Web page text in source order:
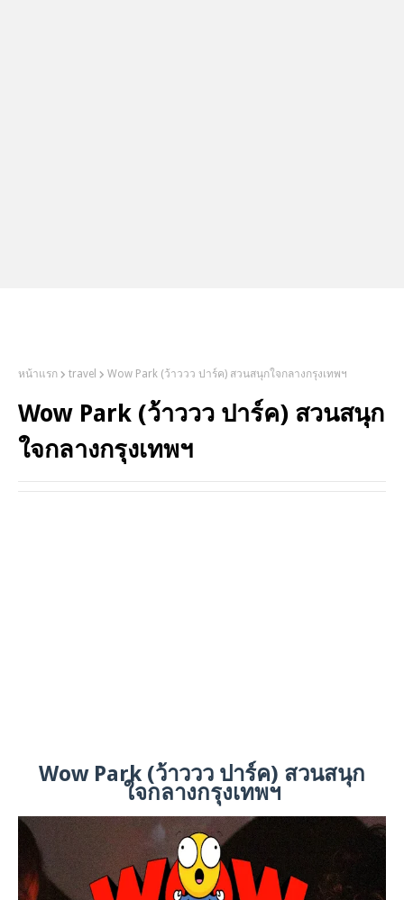
หน้าแรก travel Wow Park (ว้าววว ปาร์ค) สวนสนุกใจกลางกรุงเทพฯ
Wow Park (ว้าววว ปาร์ค) สวนสนุก
ใจกลางกรุงเทพฯ
Wow Park (ว้าววว ปาร์ค) สวนสนุก
ใจกลางกรุงเทพฯ